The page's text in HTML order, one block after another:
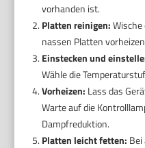
vorhanden ist.
Platten reinigen:Wische
nassen Platten
Einstecken und
Wähle die
Vorheizen: Lass das
Warte auf die
Dampfreduktion.
Platten leicht fetten: